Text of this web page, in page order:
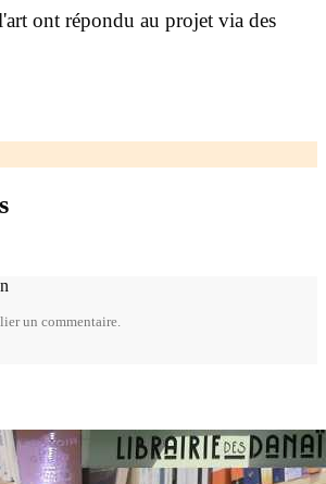
ont répondu au projet via des
un commentaire.